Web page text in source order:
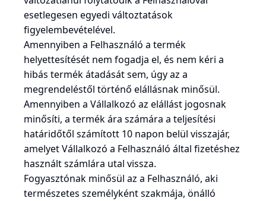
esetlegesen egyedi változtatások
figyelembevételével.
Amennyiben a Felhasználó a termék
helyettesítését nem fogadja el, és nem kéri a
hibás termék átadását sem, úgy az a
megrendeléstől történő elállásnak minősül.
Amennyiben a Vállalkozó az elállást jogosnak
minősíti, a termék ára számára a teljesítési
határidőtől számított 10 napon belül visszajár,
amelyet Vállalkozó a Felhasználó által fizetéshez
használt számlára utal vissza.
Fogyasztónak minősül az a Felhasználó, aki
természetes személyként szakmája, önálló